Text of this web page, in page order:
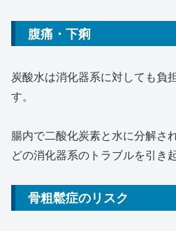
腹痛・下痢
炭酸水は消化器系に対しても負
す。
腸内で二酸化炭素と水に分解さ
どの消化器系のトラブルを引き
骨粗鬆症のリスク